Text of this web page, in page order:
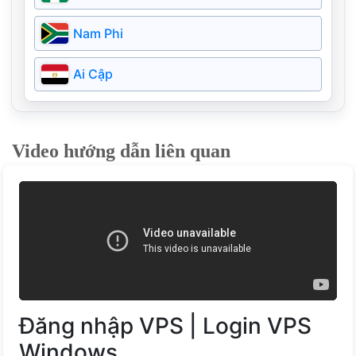
Campuchia
Bangladesh
Myanmar
Bahrain
Nga
Ireland
Bồ Đào Nha
Phần Lan
Đan Mạch
Argentina
Nam Phi
Ai Cập
Video hướng dẫn liên quan
Đăng nhập VPS | Login VPS